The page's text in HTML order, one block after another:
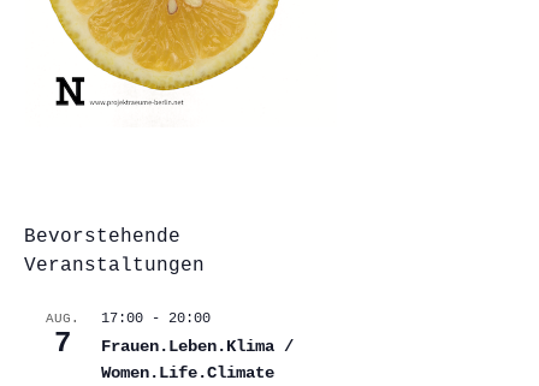
Bevorstehende
Veranstaltungen
AUG.
7
17:00 - 20:00
Frauen.Leben.Klima /
Women.Life.Climate